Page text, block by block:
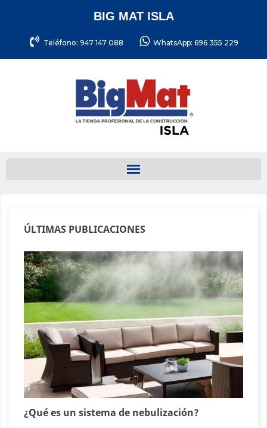
Teléfono: 947 147 088 WhatsApp: 696 355 229
BIG MAT ISLA
ÚLTIMAS PUBLICACIONES
¿Qué es un sistema de nebulización?